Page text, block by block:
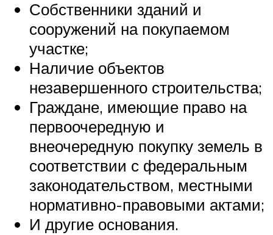
Собственники зданий и
сооружений на покупаемом
участке;
Наличие объектов
незавершенного строительства;
Граждане, имеющие право на
первоочередную и
внеочередную покупку земель в
соответствии с федеральным
законодательством, местными
нормативно-правовыми актами;
И другие основания.